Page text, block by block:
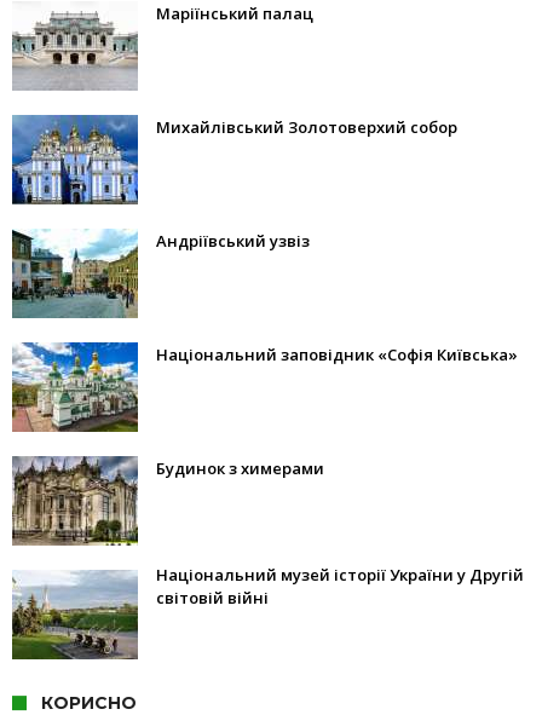
Маріїнський палац
Михайлівський Золотоверхий собор
Андріївський узвіз
Національний заповідник «Софія Київська»
Будинок з химерами
Національний музей історії України у Другій
світовій війні
КОРИСНО